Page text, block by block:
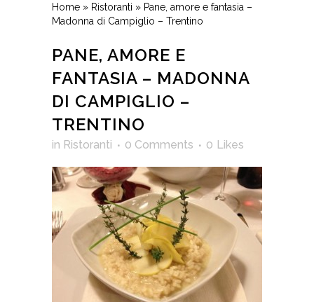
Home » Ristoranti » Pane, amore e fantasia –
Madonna di Campiglio – Trentino
PANE, AMORE E
FANTASIA – MADONNA
DI CAMPIGLIO –
TRENTINO
in Ristoranti 0 Comments 0 Likes